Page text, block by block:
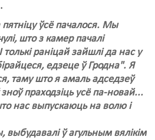
пятніцу ўсё пачалося. Мы
што з камер пачалі
толькі раніцай зайшлі да нас у
едзеце ў Гродна". Я
таму што я амаль адседзеў
зноў праходзіць усё па-новай...
нас выпускаюць на волю і
выбудавалі ў агульным вялікім